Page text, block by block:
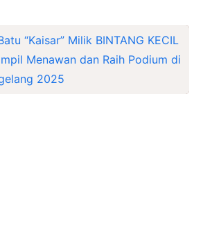
“Kaisar” Milik BINTANG KECIL
Menawan dan Raih Podium di
2025